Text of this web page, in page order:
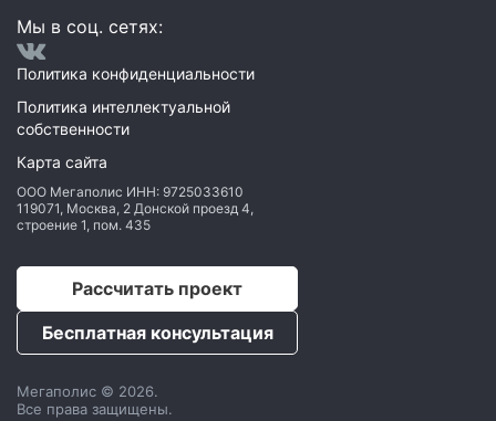
Мы в соц. сетях:
Политика конфиденциальности
Политика интеллектуальной
собственности
Карта сайта
ООО Мегаполис ИНН: 9725033610
119071, Москва, 2 Донской проезд 4,
строение 1, пом. 435
Рассчитать проект
Бесплатная консультация
Мегаполис © 2026.
Все права защищены.